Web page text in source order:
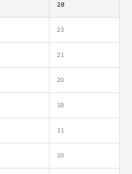
28
23
21
20
18
11
10